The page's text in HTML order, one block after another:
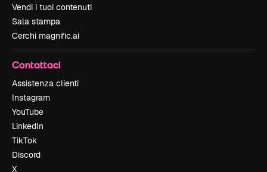
Vendi i tuoi contenuti
Sala stampa
Cerchi magnific.ai
Contattaci
Assistenza clienti
Instagram
YouTube
LinkedIn
TikTok
Discord
X